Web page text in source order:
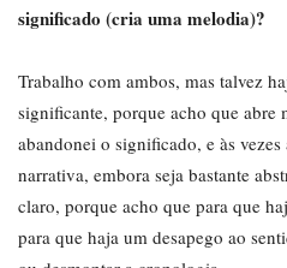
significado (cria uma melodia)?
Trabalho com ambos, mas talvez
significante, porque acho que abre
abandonei o significado, e às
narrativa, embora seja bastante
claro, porque acho que para que
para que haja um desapego ao